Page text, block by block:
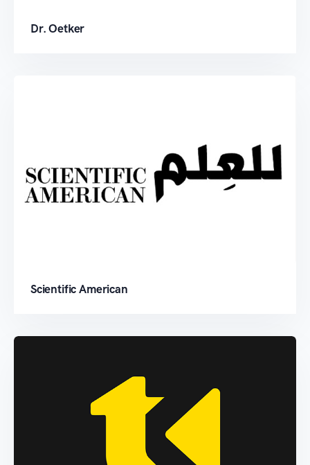
Dr. Oetker
Scientific American